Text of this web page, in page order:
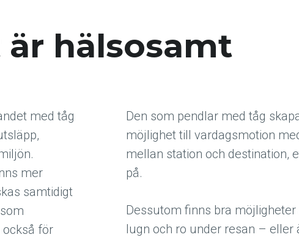
är hälsosamt
med tåg
mer
samtidigt
också för
Den som pendlar med tåg
möjlighet till vardagsmotion
mellan station och destination,
på.
Dessutom finns bra
lugn och ro under resan –